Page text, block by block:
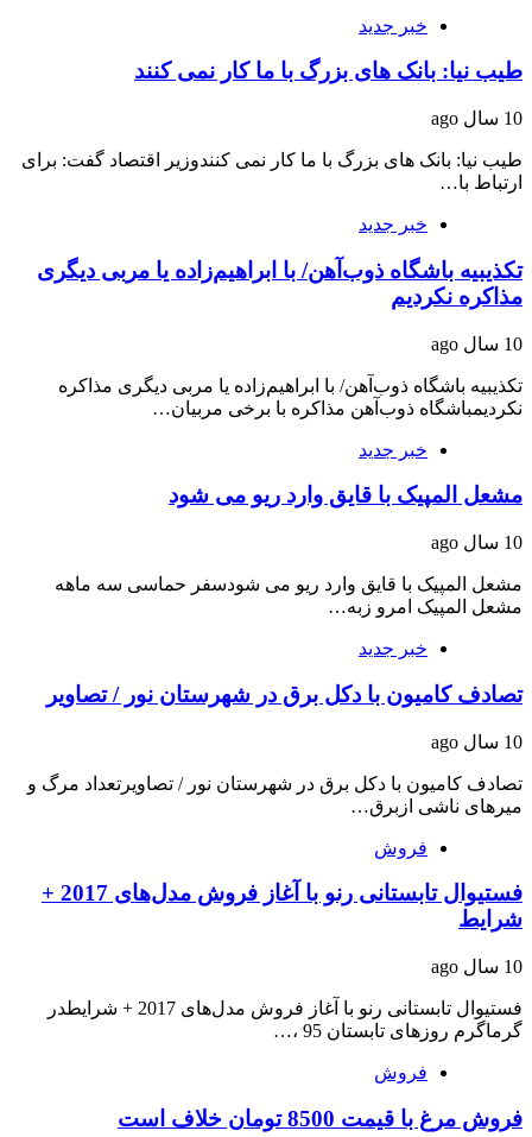
خبر جدید
طیب نیا:‌ بانک های بزرگ با ما کار نمی کنند
10 سال ago
طیب نیا:‌ بانک های بزرگ با ما کار نمی کنندوزیر اقتصاد گفت: برای
ارتباط با…
خبر جدید
تکذیبیه باشگاه ذوب‌آهن/ با ابراهیم‌زاده یا مربی دیگری
مذاکره نکردیم
10 سال ago
تکذیبیه باشگاه ذوب‌آهن/ با ابراهیم‌زاده یا مربی دیگری مذاکره
نکردیمباشگاه ذوب‌آهن مذاکره با برخی مربیان…
خبر جدید
مشعل المپیک با قایق وارد ریو می شود
10 سال ago
مشعل المپیک با قایق وارد ریو می شودسفر حماسی سه ماهه
مشعل المپیک امرو زبه…
خبر جدید
تصادف کامیون با دکل برق در شهرستان نور / تصاویر
10 سال ago
تصادف کامیون با دکل برق در شهرستان نور / تصاویرتعداد مرگ و
میرهای ناشی ازبرق…
فروش
فستیوال تابستانی رنو با آغاز فروش مدل‌های 2017 +
شرایط
10 سال ago
فستیوال تابستانی رنو با آغاز فروش مدل‌های 2017 + شرایطدر
گرماگرم روزهای تابستان 95 ،…
فروش
فروش مرغ با قیمت 8500 تومان خلاف است